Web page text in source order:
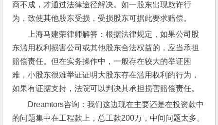
商不成，才通过法律途径解决。如一股东出现欺诈行
为，致使其他股东受损，受损股东可据此要求赔偿。
上海马建荣律师解答：根据法律规定，如果公司股
东滥用权利损害公司或其他股东合法权益的，应当承担
赔偿责任。但在实务操作中，一般存在较大的举证困
难，小股东很难举证证明大股东存在滥用权利的行为，
如果有证据支持，法院可以判决其承担损害赔偿责任。
Dreamtors咨询：我们这边现在主要还是在投资款中
的问题集中在工程款上，总工款200万，中间问题太多。